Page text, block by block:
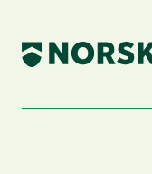
content